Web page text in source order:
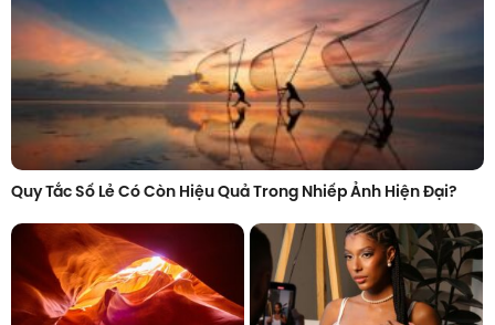
Quy Tắc Số Lẻ Có Còn Hiệu Quả Trong Nhiếp Ảnh Hiện Đại?